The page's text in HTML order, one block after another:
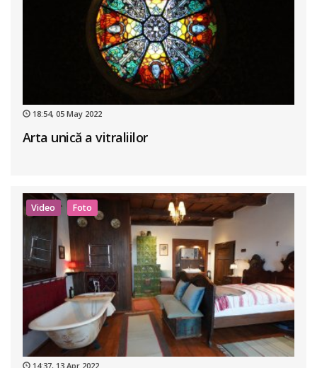
18:54, 05 May 2022
Arta unică a vitraliilor
Video Foto
14:37, 13 Apr 2022